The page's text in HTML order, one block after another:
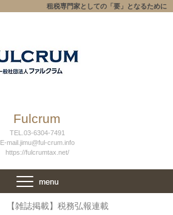
租税専門家としての「要」となるために
Fulcrum
TEL.03-6304-7491
E-mail.jimu@ful-crum.info
https://fulcrumtax.net/
【雑誌掲載】税務弘報連載